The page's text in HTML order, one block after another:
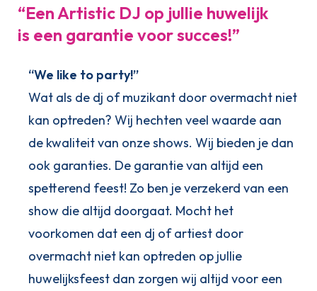
“Een Artistic DJ op jullie huwelijk
is een garantie voor succes!”
“We like to party!”
Wat als de dj of muzikant door overmacht niet
kan optreden? Wij hechten veel waarde aan
de kwaliteit van onze shows. Wij bieden je dan
ook garanties. De garantie van altijd een
spetterend feest! Zo ben je verzekerd van een
show die altijd doorgaat. Mocht het
voorkomen dat een dj of artiest door
overmacht niet kan optreden op jullie
huwelijksfeest dan zorgen wij altijd voor een